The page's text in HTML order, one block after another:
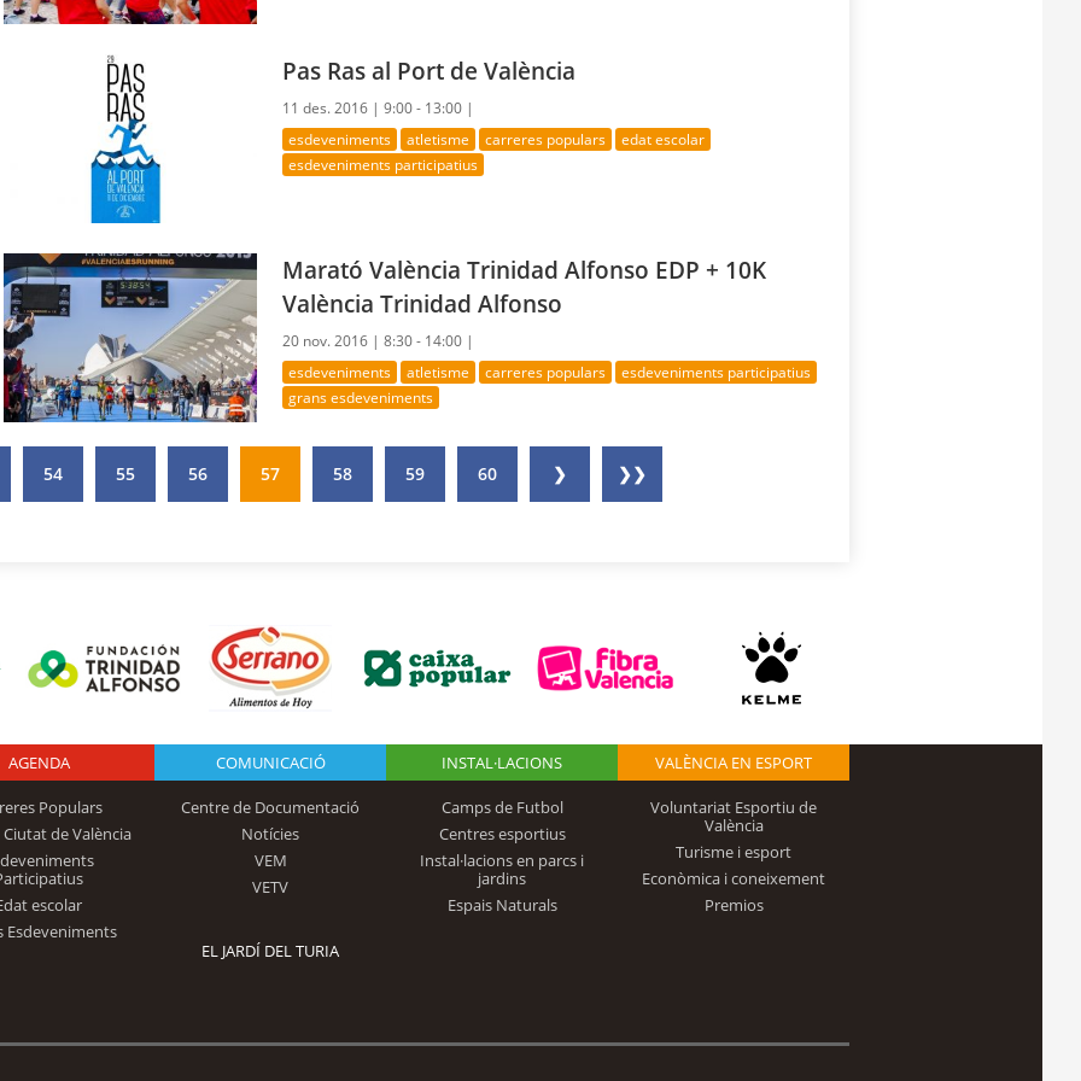
Pas Ras al Port de València
11 des. 2016 |9:00 - 13:00 |
esdeveniments atletisme carreres populars
edat escolar
esdeveniments participatius
Marató València Trinidad Alfonso EDP + 10K
València Trinidad Alfonso
20 nov. 2016 |8:30 - 14:00 |
esdeveniments atletisme carreres populars
esdeveniments participatius
grans esdeveniments
54 55 56 57 58 59 60 ❯ ❯❯
Logo Fundación
Trinidad Alfonso
AGENDA
Populars
de València
escolar
Esdeveniments
COMUNICACIÓ
Centre de Documentació
Notícies
VEM
VETV
INSTAL·LACIONS
Camps de Futbol
Centres esportius
Instal·lacions en parcs i
jardins
Espais Naturals
VALÈNCIA EN ESPORT
Voluntariat Esportiu de
València
Turisme i esport
Econòmica i coneixement
Premios
EL JARDÍ DEL TURIA